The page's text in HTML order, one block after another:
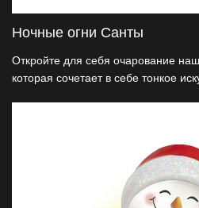
Ночные огни Санты
Откройте для себя очарование
которая сочетает в себе тонкое
декоративных гигантов и торговли
собой прорывное слияние